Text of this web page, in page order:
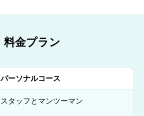
料金プラン
パーソナルコース
スタッフとマンツーマン